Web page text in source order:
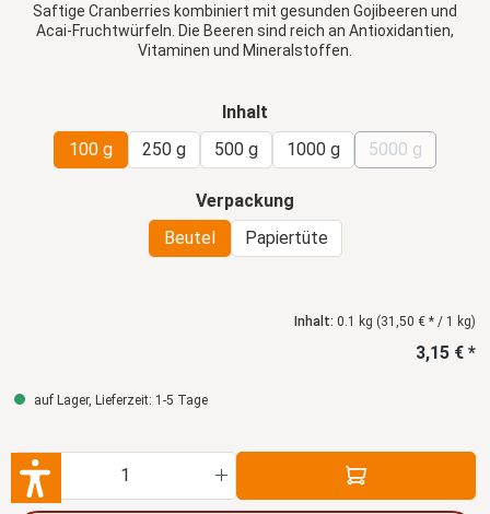
Saftige Cranberries kombiniert mit gesunden Gojibeeren und
Acai-Fruchtwürfeln. Die Beeren sind reich an Antioxidantien,
Vitaminen und Mineralstoffen.
Inhalt
100 g
250 g 500 g 1000 g 5000 g
(Diese
Verpackung
Beutel
Papiertüte
Inhalt: 0.1 kg (31,50 € * / 1 kg)
3,15 € *
auf Lager, Lieferzeit: 1-5 Tage
Produkt Anzahl: Gib den gewünschten Wert